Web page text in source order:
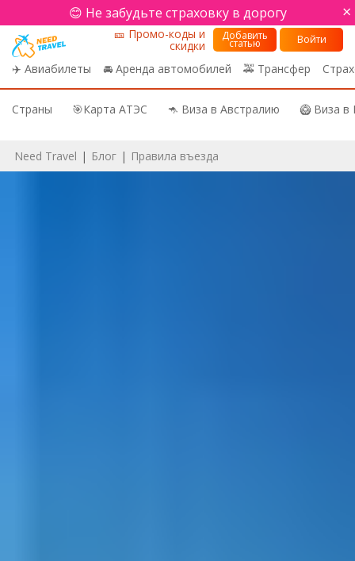
😊 Не забудьте страховку в дорогу ×
✈️ Авиабилеты 🚘 Аренда автомобилей 🚕 Трансфер
🎫 Промо-коды и
скидки
Добавить
статью Войти
Страны 🎯Карта АТЭС 🦘 Виза в Австралию 🥝 Виза
Need Travel | Блог | Правила въезда